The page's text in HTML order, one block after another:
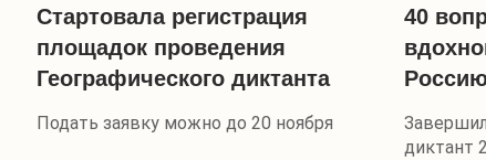
Стартовала регистрация
площадок проведения
Географического диктанта
Подать заявку можно до 20 ноября
40
диктант